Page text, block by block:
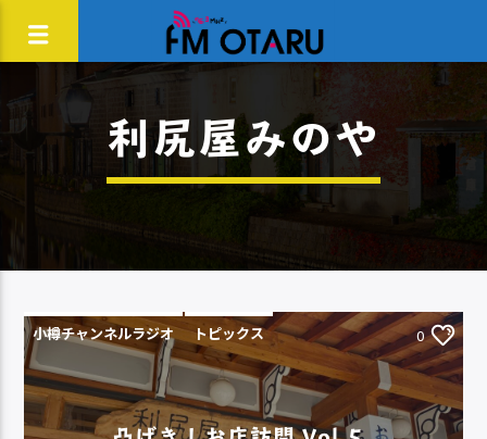
利尻屋みのや
小樽チャンネルラジオ トピックス 0